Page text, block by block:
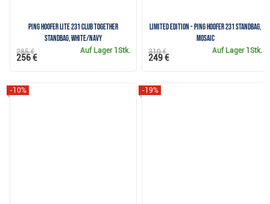
PING Hoofer Lite 231 Club Together
Standbag, White/Navy
Auf Lager 1Stk.
285 €
256 €
Limited Edition - Ping Hoofer 231 Standbag,
mosaic
Auf Lager 1Stk.
310 €
249 €
-10% -19%